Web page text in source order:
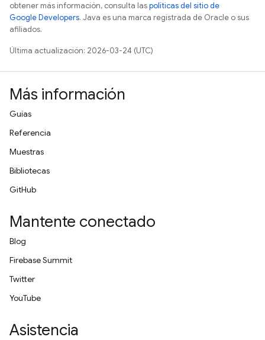
obtener más información, consulta laspolíticas del sitio de
Google Developers. Java es una marca registrada de Oracle o sus
afiliados.
Última actualización: 2026-03-24 (UTC)
Más información
Guías
Referencia
Muestras
Bibliotecas
GitHub
Mantente conectado
Blog
Firebase Summit
Twitter
YouTube
Asistencia